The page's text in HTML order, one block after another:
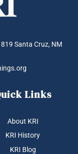
Santa Cruz, NM
Links
About KRI
KRI History
KRI Blog